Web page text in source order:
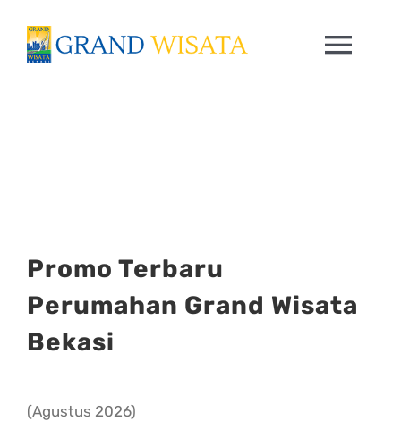
TRENDING
Promo Terbaru
Perumahan Grand Wisata
Bekasi
(Agustus 2026)